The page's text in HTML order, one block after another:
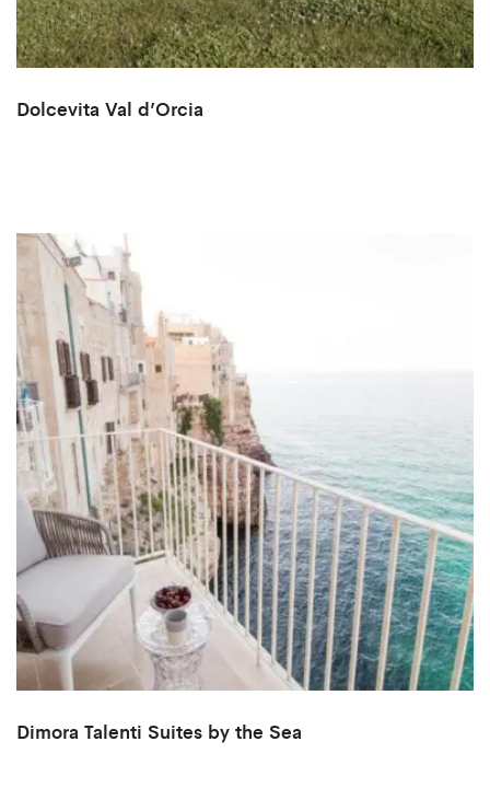
Dolcevita Val d’Orcia
Dimora Talenti Suites by the Sea